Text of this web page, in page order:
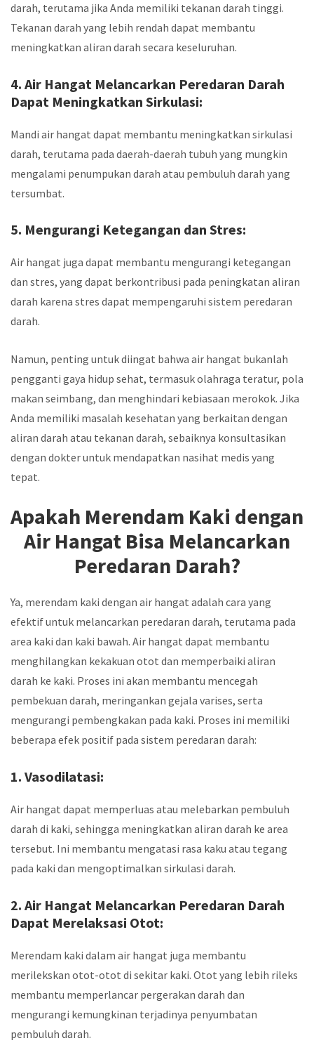
darah, terutama jika Anda memiliki tekanan darah tinggi.
Tekanan darah yang lebih rendah dapat membantu
meningkatkan aliran darah secara keseluruhan.
4. Air Hangat Melancarkan Peredaran Darah
Dapat Meningkatkan Sirkulasi:
Mandi air hangat dapat membantu meningkatkan sirkulasi
darah, terutama pada daerah-daerah tubuh yang mungkin
mengalami penumpukan darah atau pembuluh darah yang
tersumbat.
5. Mengurangi Ketegangan dan Stres:
Air hangat juga dapat membantu mengurangi ketegangan
dan stres, yang dapat berkontribusi pada peningkatan aliran
darah karena stres dapat mempengaruhi sistem peredaran
darah.
Namun, penting untuk diingat bahwa air hangat bukanlah
pengganti gaya hidup sehat, termasuk olahraga teratur, pola
makan seimbang, dan menghindari kebiasaan merokok. Jika
Anda memiliki masalah kesehatan yang berkaitan dengan
aliran darah atau tekanan darah, sebaiknya konsultasikan
dengan dokter untuk mendapatkan nasihat medis yang
tepat.
Apakah Merendam Kaki dengan
Air Hangat Bisa Melancarkan
Peredaran Darah?
Ya, merendam kaki dengan air hangat adalah cara yang
efektif untuk melancarkan peredaran darah, terutama pada
area kaki dan kaki bawah. Air hangat dapat membantu
menghilangkan kekakuan otot dan memperbaiki aliran
darah ke kaki. Proses ini akan membantu mencegah
pembekuan darah, meringankan gejala varises, serta
mengurangi pembengkakan pada kaki. Proses ini memiliki
beberapa efek positif pada sistem peredaran darah:
1. Vasodilatasi:
Air hangat dapat memperluas atau melebarkan pembuluh
darah di kaki, sehingga meningkatkan aliran darah ke area
tersebut. Ini membantu mengatasi rasa kaku atau tegang
pada kaki dan mengoptimalkan sirkulasi darah.
2. Air Hangat Melancarkan Peredaran Darah
Dapat Merelaksasi Otot:
Merendam kaki dalam air hangat juga membantu
merilekskan otot-otot di sekitar kaki. Otot yang lebih rileks
membantu memperlancar pergerakan darah dan
mengurangi kemungkinan terjadinya penyumbatan
pembuluh darah.